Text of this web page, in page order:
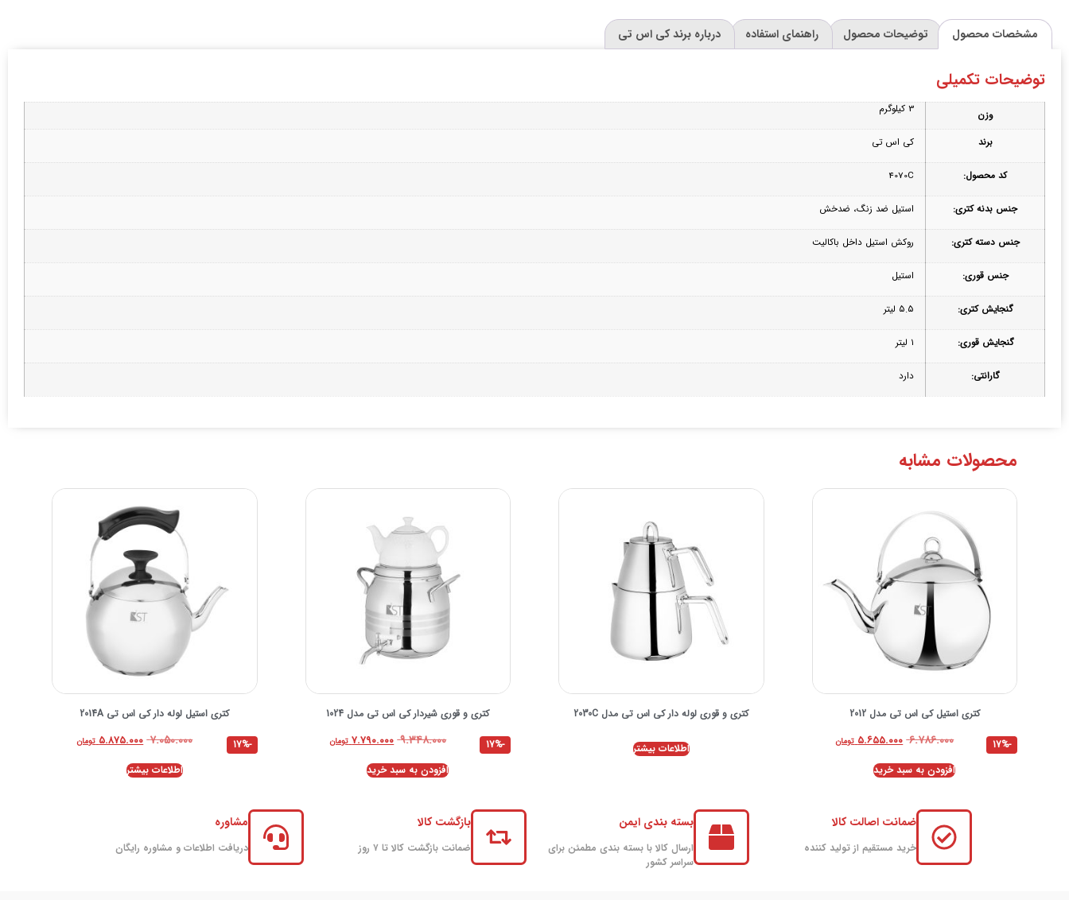
مشخصات محصول توضیحات محصول راهنمای استفاده درباره برند کی اس تی
توضیحات تکمیلی
وزن 3 کیلوگرم
برند کی اس تی
کد محصول: 4070C
جنس بدنه کتری: استیل ضد زنگ، ضدخش
جنس دسته کتری: روکش استیل داخل باکالیت
جنس قوری: استیل
گنجایش کتری: ۵.۵ لیتر
گنجایش قوری: ۱ لیتر
گارانتی: دارد
محصولات مشابه
کتری استیل کی اس تی مدل 2012
۶.۷۸۶.۰۰۰ ۵.۶۵۵.۰۰۰ تومان
-17%
افزودن به سبد خرید
کتری و قوری لوله دار کی اس تی مدل 2030C
اطلاعات بیشتر
کتری و قوری شیردار کی اس تی مدل 1024
۹.۳۴۸.۰۰۰ ۷.۷۹۰.۰۰۰ تومان
-17%
افزودن به سبد خرید
کتری استیل لوله دار کی اس تی 2014A
۷.۰۵۰.۰۰۰ ۵.۸۷۵.۰۰۰ تومان
-17%
اطلاعات بیشتر
ضمانت اصالت کالا
خرید مستقیم از تولید کننده
بسته بندی ایمن
ارسال کالا با بسته بندی مطمئن برای
سراسر کشور
بازگشت کالا
ضمانت بازگشت کالا تا ۷ روز
مشاوره
دریافت اطلاعات و مشاوره رایگان